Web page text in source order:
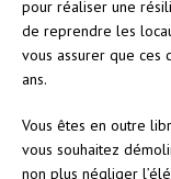
pour réaliser une
de reprendre les
vous assurer que ces
ans.
Vous êtes en outre
vous souhaitez
non plus négliger